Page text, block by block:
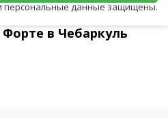
в Чебаркуль
персональные данные защищены.